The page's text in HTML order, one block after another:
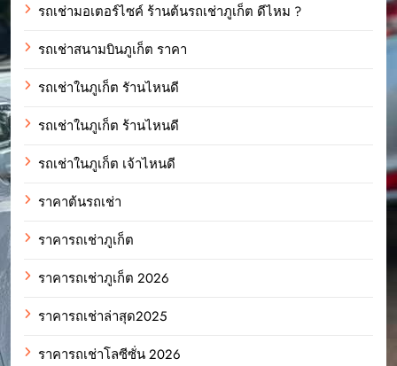
รถเช่ามอเตอร์ไซค์ ร้านต้นรถเช่าภูเก็ต ดีไหม ?
รถเช่าสนามบินภูเก็ต ราคา
รถเช่าในภูเก็ต รัานไหนดี
รถเช่าในภูเก็ต ร้านไหนดี
รถเช่าในภูเก็ต เจ้าไหนดี
ราคาต้นรถเช่า
ราคารถเช่าภูเก็ต
ราคารถเช่าภูเก็ต 2026
ราคารถเช่าล่าสุด2025
ราคารถเช่าโลซีซั่น 2026